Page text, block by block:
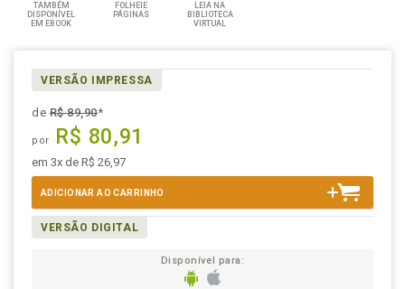
TAMBÉM
DISPONÍVEL
EM EBOOK
FOLHEIE
PÁGINAS
LEIA NA
BIBLIOTECA
VIRTUAL
VERSÃO IMPRESSA
deR$ 89,90*
por R$ 80,91
em 3x de R$ 26,97
ADICIONAR AO CARRINHO
VERSÃO DIGITAL
Disponível para: